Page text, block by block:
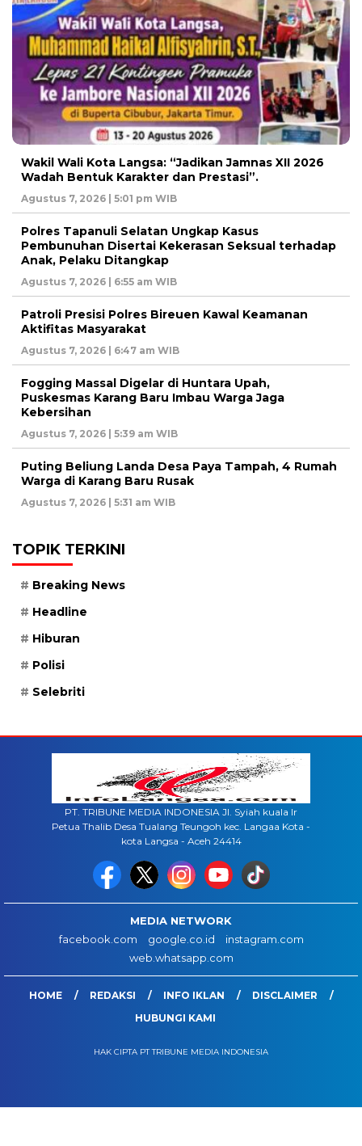
Wakil Wali Kota Langsa: “Jadikan Jamnas XII 2026
Wadah Bentuk Karakter dan Prestasi”.
Agustus 7, 2026 | 5:01 pm WIB
Polres Tapanuli Selatan Ungkap Kasus
Pembunuhan Disertai Kekerasan Seksual terhadap
Anak, Pelaku Ditangkap
Agustus 7, 2026 | 6:55 am WIB
Patroli Presisi Polres Bireuen Kawal Keamanan
Aktifitas Masyarakat
Agustus 7, 2026 | 6:47 am WIB
Fogging Massal Digelar di Huntara Upah,
Puskesmas Karang Baru Imbau Warga Jaga
Kebersihan
Agustus 7, 2026 | 5:39 am WIB
Puting Beliung Landa Desa Paya Tampah, 4 Rumah
Warga di Karang Baru Rusak
Agustus 7, 2026 | 5:31 am WIB
TOPIK TERKINI
Breaking News
Headline
Hiburan
Polisi
Selebriti
PT. TRIBUNE MEDIA INDONESIA Jl. Syiah kuala lr
Petua Thalib Desa Tualang Teungoh kec. Langaa Kota -
kota Langsa - Aceh 24414
MEDIA NETWORK
facebook.com
google.co.id
instagram.com
web.whatsapp.com
HOME REDAKSI INFO IKLAN
DISCLAIMER
HUBUNGI KAMI
HAK CIPTA PT TRIBUNE MEDIA INDONESIA